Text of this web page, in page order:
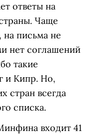
ответы на
Чаще
на письма не
нет соглашений
такие
и Кипр. Но,
стран всегда
списка.
входит 41